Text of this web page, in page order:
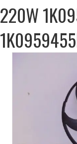
220W